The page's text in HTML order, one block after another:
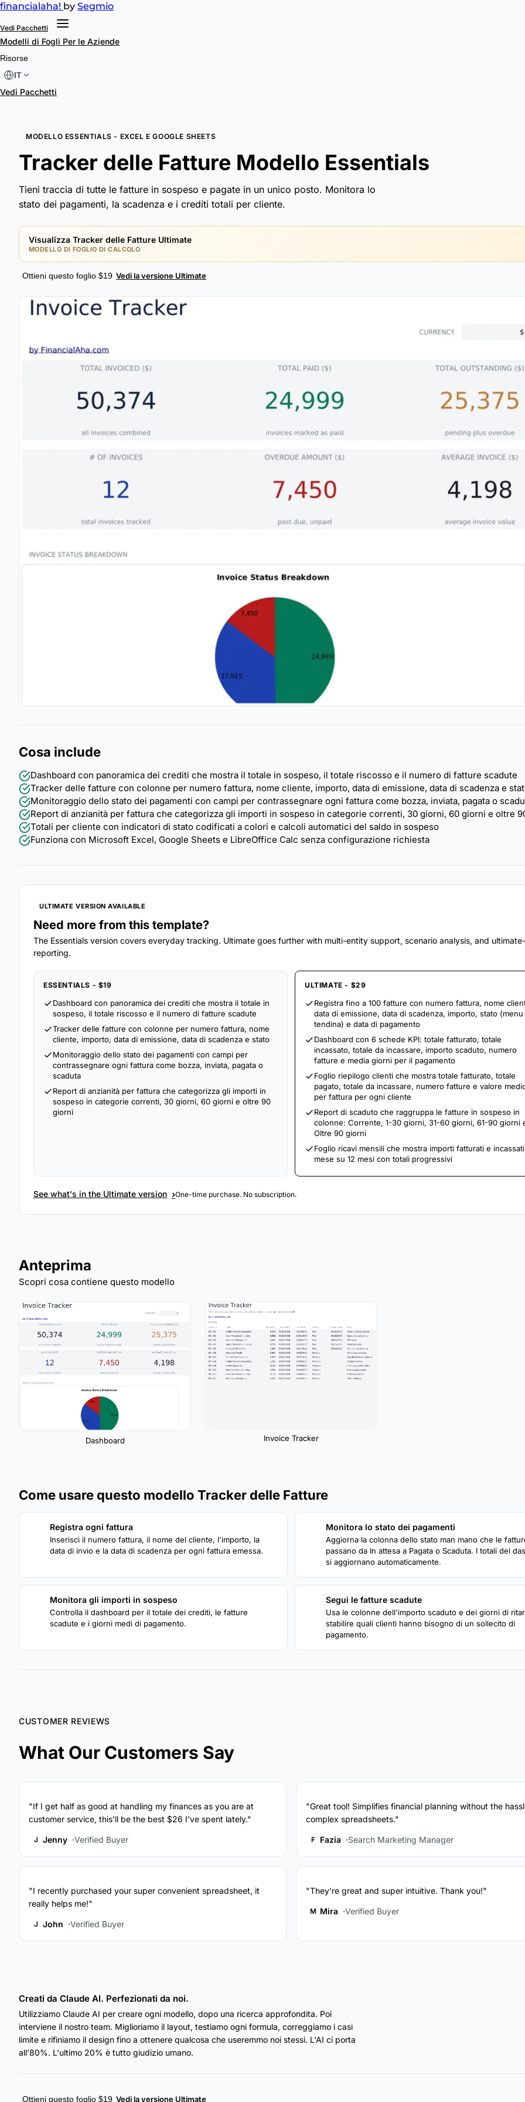
financialaha! by Segmio
Vedi Pacchetti
Modelli di Fogli Per le Aziende
Risorse
IT
Vedi Pacchetti
MODELLO ESSENTIALS - EXCEL E GOOGLE SHEETS
Tracker delle Fatture Modello Essentials
Tieni traccia di tutte le fatture in sospeso e pagate in un unico posto. Monitora lo
stato dei pagamenti, la scadenza e i crediti totali per cliente.
Visualizza Tracker delle Fatture Ultimate
MODELLO DI FOGLIO DI CALCOLO
Ottieni questo foglio $19 Vedi la versione Ultimate
Cosa include
Dashboard con panoramica dei crediti che mostra il totale in sospeso, il totale riscosso e il numero di fatture scadute
Tracker delle fatture con colonne per numero fattura, nome cliente, importo, data di emissione, data di scadenza e
Monitoraggio dello stato dei pagamenti con campi per contrassegnare ogni fattura come bozza, inviata, pagata o
Report di anzianità per fattura che categorizza gli importi in sospeso in categorie correnti, 30 giorni, 60 giorni e oltre
Totali per cliente con indicatori di stato codificati a colori e calcoli automatici del saldo in sospeso
Funziona con Microsoft Excel, Google Sheets e LibreOffice Calc senza configurazione richiesta
ULTIMATE VERSION AVAILABLE
Need more from this template?
The Essentials version covers everyday tracking. Ultimate goes further with multi-entity support, scenario analysis, and
reporting.
ESSENTIALS - $19
Dashboard con panoramica dei crediti che mostra il totale in
sospeso, il totale riscosso e il numero di fatture scadute
Tracker delle fatture con colonne per numero fattura, nome
cliente, importo, data di emissione, data di scadenza e stato
Monitoraggio dello stato dei pagamenti con campi per
contrassegnare ogni fattura come bozza, inviata, pagata o
scaduta
Report di anzianità per fattura che categorizza gli importi in
sospeso in categorie correnti, 30 giorni, 60 giorni e oltre 90
giorni
ULTIMATE - $29
Registra fino a 100 fatture con numero fattura, nome
data di emissione, data di scadenza, importo, stato (menu
tendina) e data di pagamento
Dashboard con 6 schede KPI: totale fatturato, totale
incassato, totale da incassare, importo scaduto, numero
fatture e media giorni per il pagamento
Foglio riepilogo clienti che mostra totale fatturato, totale
pagato, totale da incassare, numero fatture e valore
per fattura per ogni cliente
Report di scaduto che raggruppa le fatture in sospeso in
colonne: Corrente, 1-30 giorni, 31-60 giorni, 61-90 giorni
Oltre 90 giorni
Foglio ricavi mensili che mostra importi fatturati e
mese su 12 mesi con totali progressivi
See what's in the Ultimate version ›One-time purchase. No subscription.
Anteprima
Scopri cosa contiene questo modello
Dashboard Invoice Tracker
Come usare questo modello Tracker delle Fatture
Registra ogni fattura
Inserisci il numero fattura, il nome del cliente, l'importo, la
data di invio e la data di scadenza per ogni fattura emessa.
Monitora lo stato dei pagamenti
Aggiorna la colonna dello stato man mano che le
passano da In attesa a Pagata o Scaduta. I totali del
si aggiornano automaticamente.
Monitora gli importi in sospeso
Controlla il dashboard per il totale dei crediti, le fatture
scadute e i giorni medi di pagamento.
Segui le fatture scadute
Usa le colonne dell'importo scaduto e dei giorni di
stabilire quali clienti hanno bisogno di un sollecito di
pagamento.
CUSTOMER REVIEWS
What Our Customers Say
"If I get half as good at handling my finances as you are at
customer service, this'll be the best $26 I've spent lately."
J Jenny Verified Buyer
"Great tool! Simplifies financial planning without the
complex spreadsheets."
F Fazia Search Marketing Manager
"I recently purchased your super convenient spreadsheet, it
really helps me!"
J John Verified Buyer
"They're great and super intuitive. Thank you!"
M Mira Verified Buyer
Creati da Claude AI. Perfezionati da noi.
Utilizziamo Claude AI per creare ogni modello, dopo una ricerca approfondita. Poi
interviene il nostro team. Miglioriamo il layout, testiamo ogni formula, correggiamo i casi
limite e rifiniamo il design fino a ottenere qualcosa che useremmo noi stessi. L'AI ci porta
all'80%. L'ultimo 20% è tutto giudizio umano.
Ottieni questo foglio $19 Vedi la versione Ultimate